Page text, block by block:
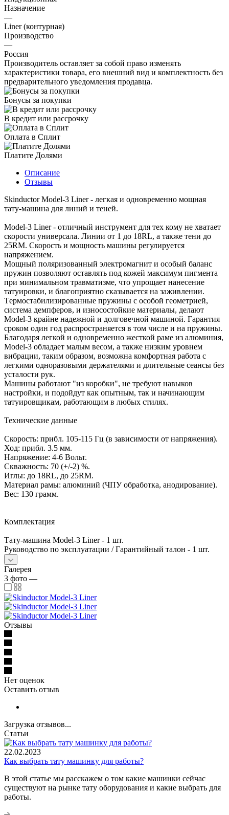
Назначение
—
Liner (контурная)
Производство
—
Россия
Производитель оставляет за собой право изменять
характеристики товара, его внешний вид и комплектность без
предварительного уведомления продавца.
Бонусы за покупки
В кредит или рассрочку
Оплата в Сплит
Платите Долями
Описание
Отзывы
Skinductor Model-3 Liner - легкая и одновременно мощная
тату-машина для линий и теней.
Model-3 Liner - отличный инструмент для тех кому не хватает
скорости универсала. Линии от 1 до 18RL, а также тени до
25RM. Скорость и мощность машины регулируется
напряжением.
Мощный поляризованный электромагнит и особый баланс
пружин позволяют оставлять под кожей максимум пигмента
при минимальном травматизме, что упрощает нанесение
татуировки, и благоприятно сказывается на заживлении.
Tермостабилизированные пружины c особой геометрией,
система демпферов, и износостойкие материалы, делают
Model-3 крайне надежной и долговечной машиной. Гарантия
сроком один год распространяется в том числе и на пружины.
Благодаря легкой и одновременно жесткой раме из алюминия,
Model-3 обладает малым весом, а также низким уровнем
вибрации, таким образом, возможна комфортная работа с
легкими одноразовыми держателями и длительные сеансы без
усталости рук.
Машины работают "из коробки", не требуют навыков
настройки, и подойдут как опытным, так и начинающим
татуировщикам, работающим в любых стилях.
Технические данные
Скорость: прибл. 105-115 Гц (в зависимости от напряжения).
Ход: прибл. 3.5 мм.
Напряжение: 4-6 Вольт.
Скважность: 70 (+/-2) %.
Иглы: до 18RL, до 25RM.
Материал рамы: алюминий (ЧПУ обработка, анодирование).
Вес: 130 грамм.
Комплектация
Тату-машина Model-3 Liner - 1 шт.
Руководство по эксплуатации / Гарантийный талон - 1 шт.
Галерея
3 фото —
Отзывы
Нет оценок
Оставить отзыв
Загрузка отзывов...
Статьи
22.02.2023
Как выбрать тату машинку для работы?
В этой статье мы расскажем о том какие машинки сейчас
существуют на рынке тату оборудования и какие выбрать для
работы.